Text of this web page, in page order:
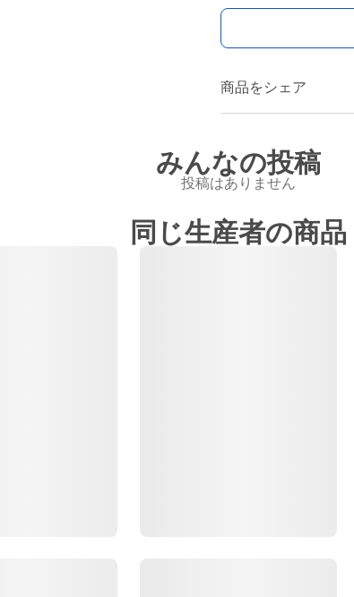
商品をシェア
みんなの投稿
投稿はありません
同じ生産者の商品